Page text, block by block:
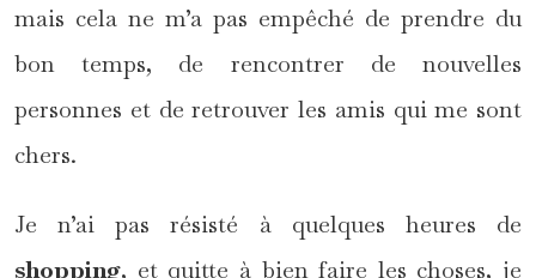
mais cela ne m’a pas empêché de prendre du
bon temps, de rencontrer de nouvelles
personnes et de retrouver les amis qui me sont
chers.
Je n’ai pas résisté à quelques heures de
shopping, et quitte à bien faire les choses, je